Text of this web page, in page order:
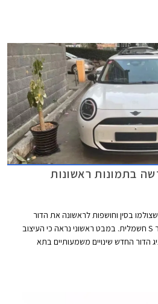
בסין וחושפות לראשונה את הדור
הרביעי של מיני, כאן בגרסת קופר S חשמלית. במבט ראשוני נראה כי העיצוב
הדור החדש שינויים משמעותיים בתא